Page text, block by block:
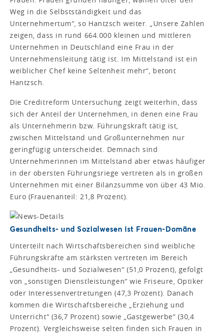
Weg in die Selbstständigkeit und das
Unternehmertum“, so Hantzsch weiter. „Unsere Zahlen
zeigen, dass in rund 664.000 kleinen und mittleren
Unternehmen in Deutschland eine Frau in der
Unternehmensleitung tätig ist. Im Mittelstand ist ein
weiblicher Chef keine Seltenheit mehr“, betont
Hantzsch.
Die Creditreform Untersuchung zeigt weiterhin, dass
sich der Anteil der Unternehmen, in denen eine Frau
als Unternehmerin bzw. Führungskraft tätig ist,
zwischen Mittelstand und Großunternehmen nur
geringfügig unterscheidet. Demnach sind
Unternehmerinnen im Mittelstand aber etwas häufiger
in der obersten Führungsriege vertreten als in großen
Unternehmen mit einer Bilanzsumme von über 43 Mio.
Euro (Frauenanteil: 21,8 Prozent).
Gesundheits- und Sozialwesen ist Frauen-Domäne
Unterteilt nach Wirtschaftsbereichen sind weibliche
Führungskräfte am stärksten vertreten im Bereich
„Gesundheits- und Sozialwesen“ (51,0 Prozent), gefolgt
von „sonstigen Dienstleistungen“ wie Friseure, Optiker
oder Interessenvertretungen (47,3 Prozent). Danach
kommen die Wirtschaftsbereiche „Erziehung und
Unterricht“ (36,7 Prozent) sowie „Gastgewerbe“ (30,4
Prozent). Vergleichsweise selten finden sich Frauen in